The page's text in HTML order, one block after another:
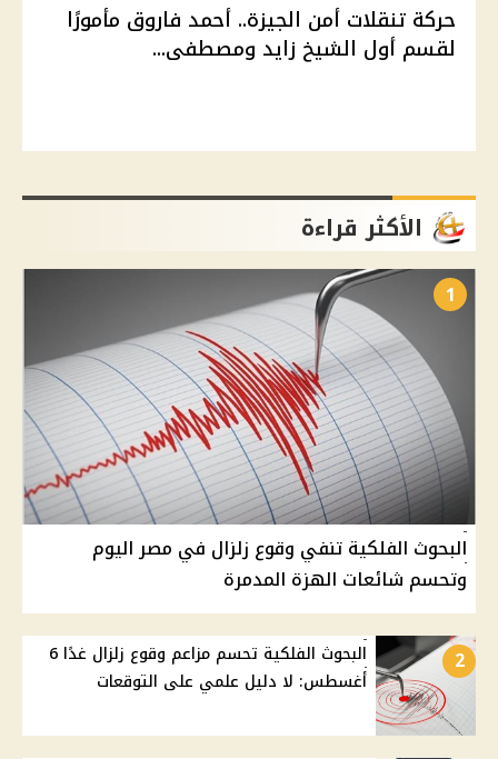
حركة تنقلات أمن الجيزة.. أحمد فاروق مأمورًا
لقسم أول الشيخ زايد ومصطفى...
الأكثر قراءة
1
البحوث الفلكية تنفي وقوع زلزال في مصر اليوم
وتحسم شائعات الهزة المدمرة
2
البحوث الفلكية تحسم مزاعم وقوع زلزال غدًا 6
أغسطس: لا دليل علمي على التوقعات